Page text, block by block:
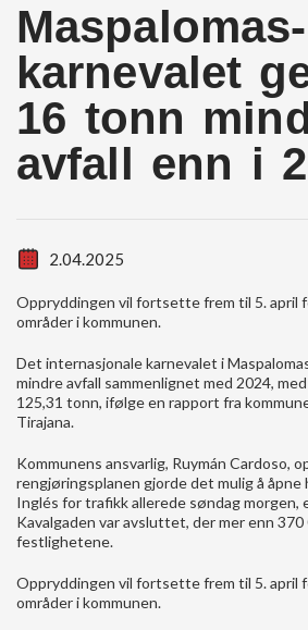
Maspalomas-
karnevalet
16 tonn
avfall enn i
2.04.2025
Oppryddingen vil fortsette frem til 5. april
områder i kommunen.
Det internasjonale karnevalet i
mindre avfall sammenlignet med 2024,
125,31 tonn, ifølge en rapport fra
Tirajana.
Kommunens ansvarlig, Ruymán Cardoso,
rengjøringsplanen gjorde det mulig å åpne
Inglés for trafikk allerede søndag morgen,
Kavalgaden var avsluttet, der mer enn
festlighetene.
Oppryddingen vil fortsette frem til 5. april
områder i kommunen.